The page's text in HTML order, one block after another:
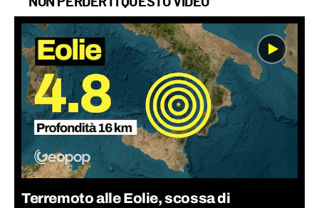
Terremoto alle Eolie, scossa di